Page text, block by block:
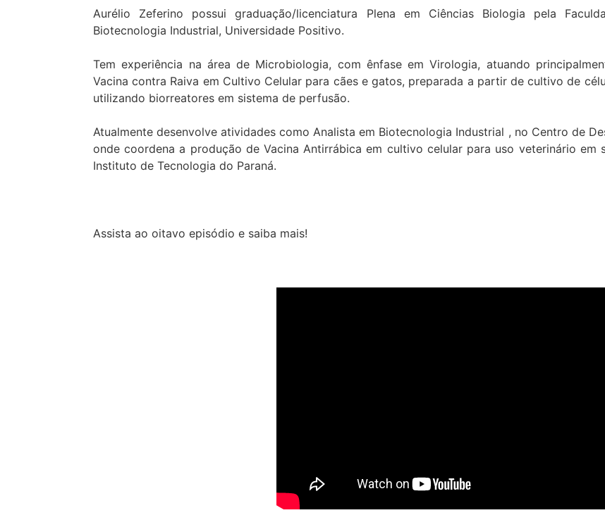
Aurélio Zeferino possui graduação/licenciatura Plena em Ciências Biologia pela
Biotecnologia Industrial, Universidade Positivo.
Tem experiência na área de Microbiologia, com ênfase em Virologia, atuando
Vacina contra Raiva em Cultivo Celular para cães e gatos, preparada a partir de cultivo de
utilizando biorreatores em sistema de perfusão.
Atualmente desenvolve atividades como Analista em Biotecnologia Industrial , no Centro de
onde coordena a produção de Vacina Antirrábica em cultivo celular para uso veterinário em
Instituto de Tecnologia do Paraná.
Assista ao oitavo episódio e saiba mais!